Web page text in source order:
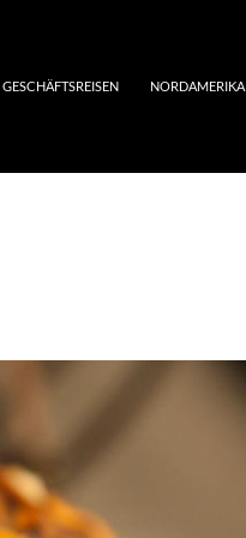
GESCHÄFTSREISEN NORDAMERIKA